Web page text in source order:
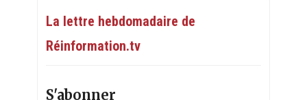
La lettre hebdomadaire de
Réinformation.tv
S'abonner